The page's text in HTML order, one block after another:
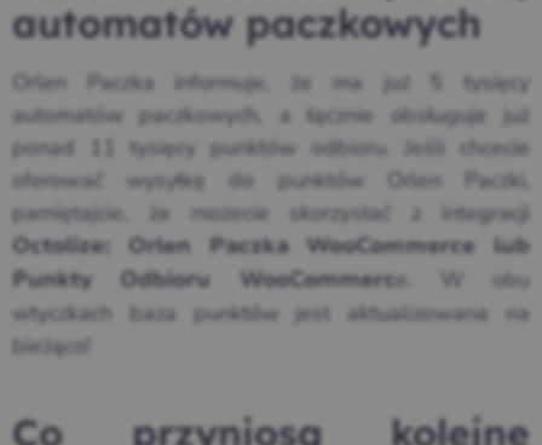
automatów paczkowych
Orlen Paczka informuje, że ma już 5 tysięcy
automatów paczkowych, a łącznie obsługuje już
ponad 11 tysięcy punktów odbioru. Jeśli chcecie
oferować wysyłkę do punktów Orlen Paczki,
pamiętajcie, że możecie skorzystać z integracji
Octolize: Orlen Paczka WooCommerce lub
Punkty Odbioru WooCommerce. W obu
wtyczkach baza punktów jest aktualizowana na
bieżąco!
Co przyniosą kolejne